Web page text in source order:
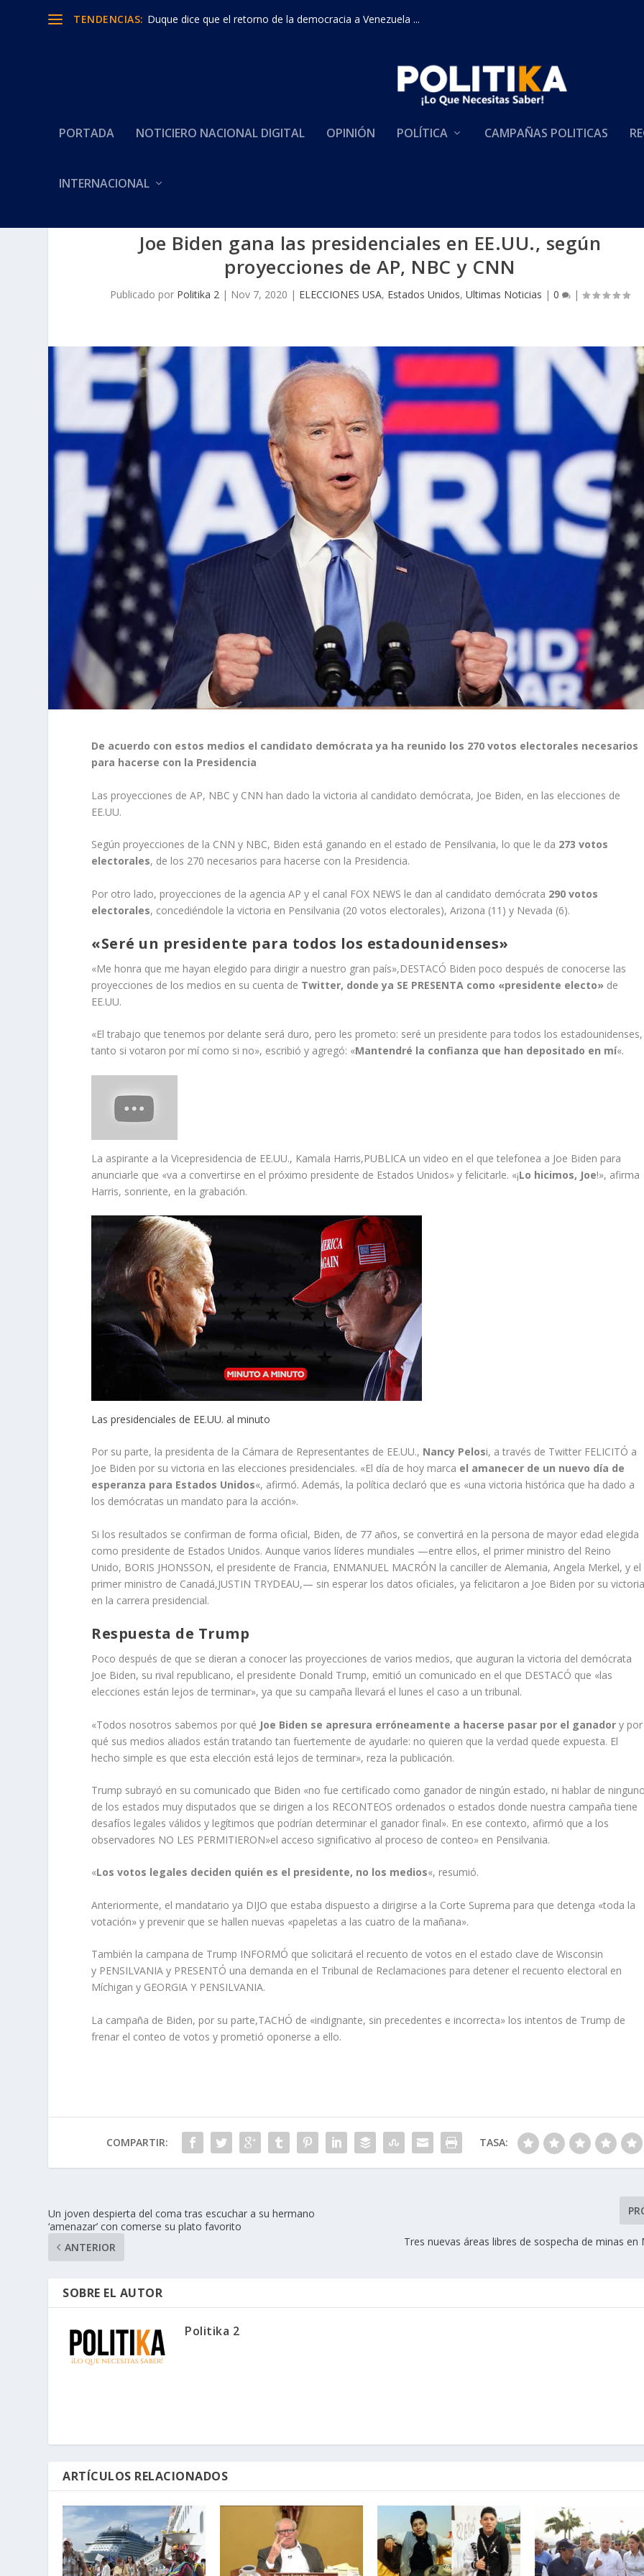
TENDENCIAS: Duque dice que el retorno de la democracia a Venezuela ...
PORTADA NOTICIERO NACIONAL DIGITAL OPINIÓN POLÍTICA CAMPAÑAS POLITICAS
INTERNACIONAL
Joe Biden gana las presidenciales en EE.UU., según
proyecciones de AP, NBC y CNN
Publicado por Politika 2 | Nov 7, 2020 | ELECCIONES USA, Estados Unidos,Ultimas Noticias |0 |
De acuerdo con estos medios el candidato demócrata ya ha reunido los 270 votos electorales necesarios
para hacerse con la Presidencia
Las proyecciones de AP, NBC y CNN han dado la victoria al candidato demócrata, Joe Biden, en las elecciones de
EE.UU.
Según proyecciones de la CNN y NBC, Biden está ganando en el estado de Pensilvania, lo que le da 273 votos
electorales, de los 270 necesarios para hacerse con la Presidencia.
Por otro lado, proyecciones de la agencia AP y el canal FOX NEWS le dan al candidato demócrata 290 votos
electorales, concediéndole la victoria en Pensilvania (20 votos electorales), Arizona (11) y Nevada (6).
«Seré un presidente para todos los estadounidenses»
«Me honra que me hayan elegido para dirigir a nuestro gran país»,DESTACÓ Biden poco después de conocerse las
proyecciones de los medios en su cuenta de Twitter, donde ya SE PRESENTA como «presidente electo» de
EE.UU.
«El trabajo que tenemos por delante será duro, pero les prometo: seré un presidente para todos los estadounidenses,
tanto si votaron por mí como si no», escribió y agregó: «Mantendré la confianza que han depositado en mí«.
La aspirante a la Vicepresidencia de EE.UU., Kamala Harris,PUBLICA un video en el que telefonea a Joe Biden para
anunciarle que «va a convertirse en el próximo presidente de Estados Unidos» y felicitarle. «¡Lo hicimos, Joe!», afirma
Harris, sonriente, en la grabación.
Las presidenciales de EE.UU. al minuto
Por su parte, la presidenta de la Cámara de Representantes de EE.UU., Nancy Pelosi, a través de Twitter FELICITÓ a
Joe Biden por su victoria en las elecciones presidenciales. «El día de hoy marca el amanecer de un nuevo día de
esperanza para Estados Unidos«, afirmó. Además, la política declaró que es «una victoria histórica que ha dado a
los demócratas un mandato para la acción».
Si los resultados se confirman de forma oficial, Biden, de 77 años, se convertirá en la persona de mayor edad elegida
como presidente de Estados Unidos. Aunque varios líderes mundiales —entre ellos, el primer ministro del Reino
Unido, BORIS JHONSSON, el presidente de Francia, ENMANUEL MACRÓN la canciller de Alemania, Angela Merkel, y el
primer ministro de Canadá,JUSTIN TRYDEAU,— sin esperar los datos oficiales, ya felicitaron a Joe Biden por su
en la carrera presidencial.
Respuesta de Trump
Poco después de que se dieran a conocer las proyecciones de varios medios, que auguran la victoria del demócrata
Joe Biden, su rival republicano, el presidente Donald Trump, emitió un comunicado en el que DESTACÓ que «las
elecciones están lejos de terminar», ya que su campaña llevará el lunes el caso a un tribunal.
«Todos nosotros sabemos por qué Joe Biden se apresura erróneamente a hacerse pasar por el ganador y por
qué sus medios aliados están tratando tan fuertemente de ayudarle: no quieren que la verdad quede expuesta. El
hecho simple es que esta elección está lejos de terminar», reza la publicación.
Trump subrayó en su comunicado que Biden «no fue certificado como ganador de ningún estado, ni hablar de
de los estados muy disputados que se dirigen a los RECONTEOS ordenados o estados donde nuestra campaña tiene
desafíos legales válidos y legítimos que podrían determinar el ganador final». En ese contexto, afirmó que a los
observadores NO LES PERMITIERON»el acceso significativo al proceso de conteo» en Pensilvania.
«Los votos legales deciden quién es el presidente, no los medios«, resumió.
Anteriormente, el mandatario ya DIJO que estaba dispuesto a dirigirse a la Corte Suprema para que detenga «toda la
votación» y prevenir que se hallen nuevas «papeletas a las cuatro de la mañana».
También la campana de Trump INFORMÓ que solicitará el recuento de votos en el estado clave de Wisconsin
y PENSILVANIA y PRESENTÓ una demanda en el Tribunal de Reclamaciones para detener el recuento electoral en
Míchigan y GEORGIA Y PENSILVANIA.
La campaña de Biden, por su parte,TACHÓ de «indignante, sin precedentes e incorrecta» los intentos de Trump de
frenar el conteo de votos y prometió oponerse a ello.
COMPARTIR: TASA:
Un joven despierta del coma tras escuchar a su hermano
‘amenazar’ con comerse su plato favorito
ANTERIOR
Tres nuevas áreas libres de sospecha de minas en
SOBRE EL AUTOR
Politika 2
ARTÍCULOS RELACIONADOS